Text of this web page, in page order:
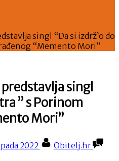
singl “Da si izdrž`o do
“Memento Mori”
singl
” s Porinom
Mori”
2022 By
Obitelj.hr